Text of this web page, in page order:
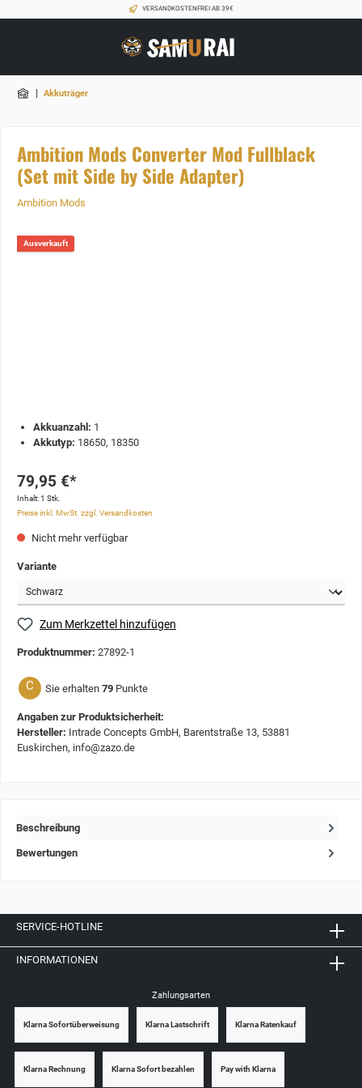
VERSANDKOSTENFREI AB 39€
| Akkuträger
Ambition Mods Converter Mod Fullblack
(Set mit Side by Side Adapter)
Ambition Mods
Ausverkauft
Akkuanzahl: 1
Akkutyp: 18650, 18350
79,95 €*
Inhalt:1 Stk.
Preise inkl. MwSt. zzgl. Versandkosten
Nicht mehr verfügbar
Variante
Zum Merkzettel hinzufügen
Produktnummer: 27892-1
C Sie erhalten 79 Punkte
Angaben zur Produktsicherheit:
Hersteller: Intrade Concepts GmbH, Barentstraße 13, 53881
Euskirchen, info@zazo.de
Beschreibung
Bewertungen
SERVICE-HOTLINE
INFORMATIONEN
Zahlungsarten
Klarna Sofortüberweisung Klarna Lastschrift Klarna Ratenkauf
Klarna Rechnung Klarna Sofort bezahlen Pay with Klarna